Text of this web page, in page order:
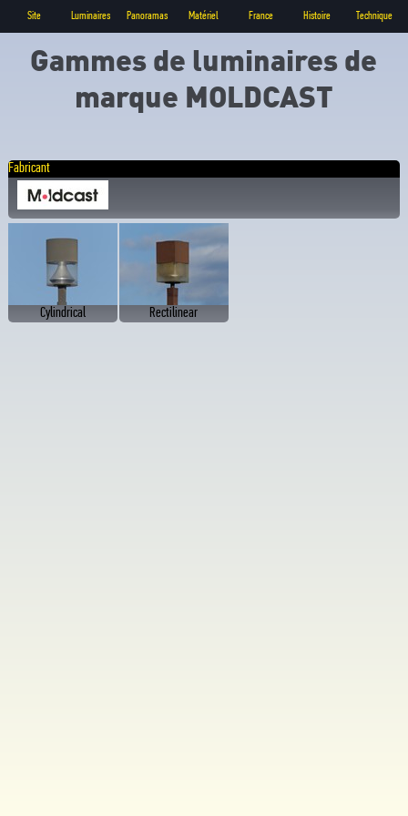
Site Luminaires Panoramas Matériel France Histoire Technique
Gammes de luminaires de
marque MOLDCAST
Fabricant
Cylindrical Rectilinear